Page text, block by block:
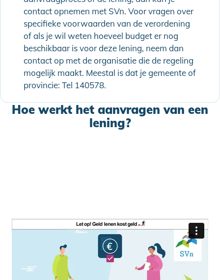
contact opnemen met SVn. Voor vragen over
specifieke voorwaarden van de verordening
of als je wil weten hoeveel budget er nog
beschikbaar is voor deze lening, neem dan
contact op met de organisatie die de regeling
mogelijk maakt. Meestal is dat je gemeente of
provincie: Tel 140578.
Hoe werkt het aanvragen van een
lening?